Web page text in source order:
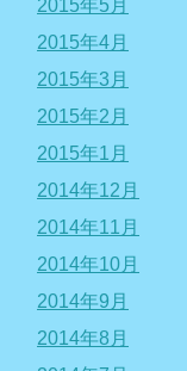
2015年5月
2015年4月
2015年3月
2015年2月
2015年1月
2014年12月
2014年11月
2014年10月
2014年9月
2014年8月